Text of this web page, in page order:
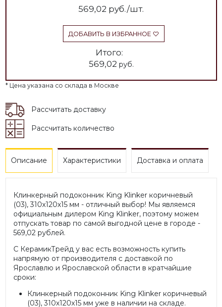
569,02 руб./шт.
ДОБАВИТЬ В ИЗБРАННОЕ
Итого:
569,02 руб.
* Цена указана со склада в Москве
Рассчитать доставку
Рассчитать количество
Описание Характеристики Доставка и оплата
Клинкерный подоконник King Klinker коричневый
(03), 310х120х15 мм - отличный выбор! Мы являемся
официальным дилером King Klinker, поэтому можем
отпускать товар по самой выгодной цене в городе -
569,02 рублей.
С КерамикТрейд у вас есть возможность купить
напрямую от производителя с доставкой по
Ярославлю и Ярославской области в кратчайшие
сроки:
Клинкерный подоконник King Klinker коричневый
(03), 310х120х15 мм уже в наличии на складе.